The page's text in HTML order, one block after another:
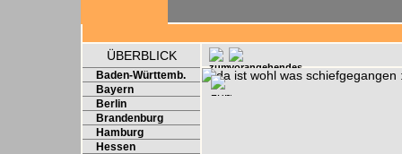
ÜBERBLICK
Baden-Württemb.
Bayern
Berlin
Brandenburg
Hamburg
Hessen